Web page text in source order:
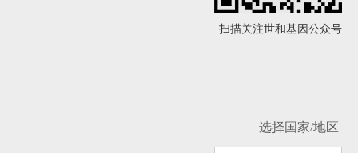
扫描关注世和基因公众号
选择国家/地区